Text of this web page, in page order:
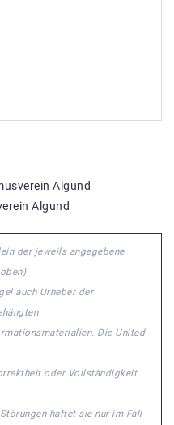
Algund
Algund
der jeweils angegebene
auch Urheber der
Die United
oder Vollständigkeit
haftet sie nur im Fall